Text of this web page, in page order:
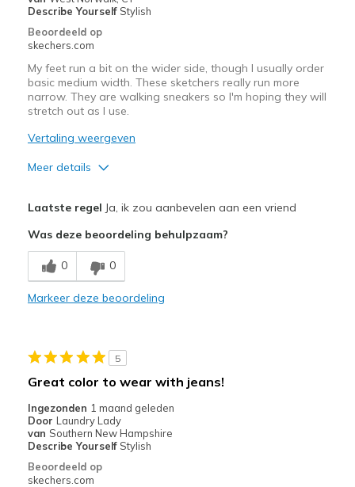
Width
Sizing
View On Shoes
Shoes are for Wearing
Describe Yourself Stylish
Beoordeeld op
skechers.com
My feet run a bit on the wider side, though I usually order
basic medium width. These sketchers really run more
narrow. They are walking sneakers so I'm hoping they will
stretch out as I use.
Vertaling weergeven
Meer details
Minpunten
Need Break In
Feels too narrow
Sizing
Feels true to size
View On Shoes
I'm Into Shoes
Laatste regel Ja, ik zou aanbevelen aan een vriend
Was deze beoordeling behulpzaam?
0 0
Markeer deze beoordeling
5
Great color to wear with jeans!
Ingezonden 1 maand geleden
Door Laundry Lady
van Southern New Hampshire
Describe Yourself Stylish
Beoordeeld op
skechers.com